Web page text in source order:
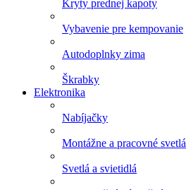
Kryty prednej kapoty
Vybavenie pre kempovanie
Autodoplnky zima
Škrabky
Elektronika
Nabíjačky
Montážne a pracovné svetlá
Svetlá a svietidlá